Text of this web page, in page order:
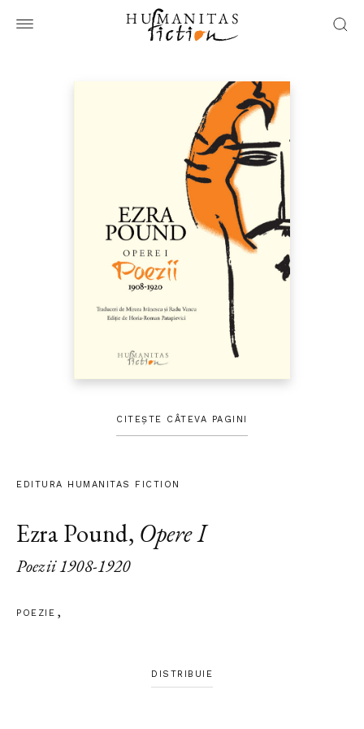
CITEȘTE CÂTEVA PAGINI
EDITURA HUMANITAS FICTION
Ezra Pound, Opere I
Poezii 1908-1920
POEZIE
DISTRIBUIE